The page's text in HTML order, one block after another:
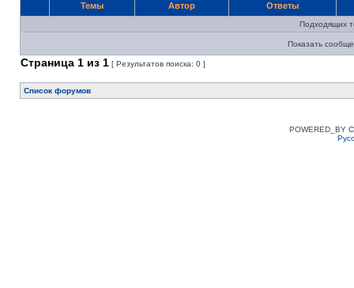
Темы Автор Ответы
Подходящих
Показать
Страница 1 из 1 [ Результатов поиска: 0 ]
Список форумов
POWERED_BY